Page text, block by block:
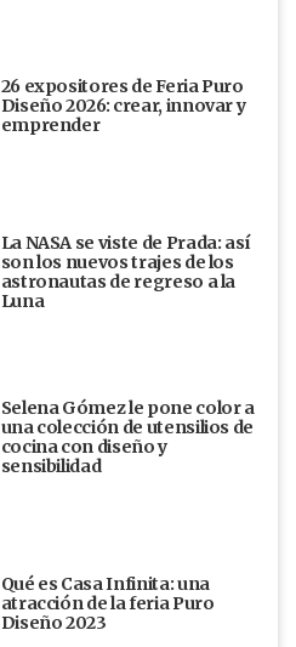
26 expositores de Feria Puro
Diseño 2026: crear, innovar y
emprender
La NASA se viste de Prada: así
son los nuevos trajes de los
astronautas de regreso a la
Luna
Selena Gómez le pone color a
una colección de utensilios de
cocina con diseño y
sensibilidad
Qué es Casa Infinita: una
atracción de la feria Puro
Diseño 2023